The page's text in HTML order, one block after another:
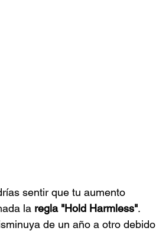
sentir que tu aumento
la regla "Hold Harmless".
de un año a otro debido